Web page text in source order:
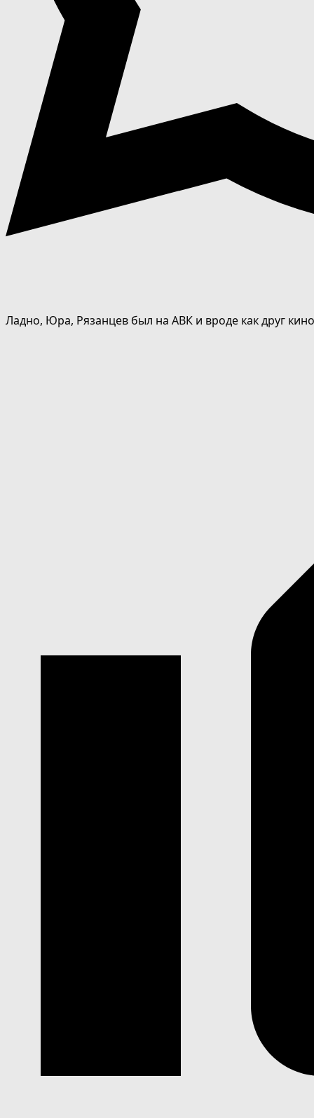
Ладно, Юра, Рязанцев был на АВК и вроде как друг